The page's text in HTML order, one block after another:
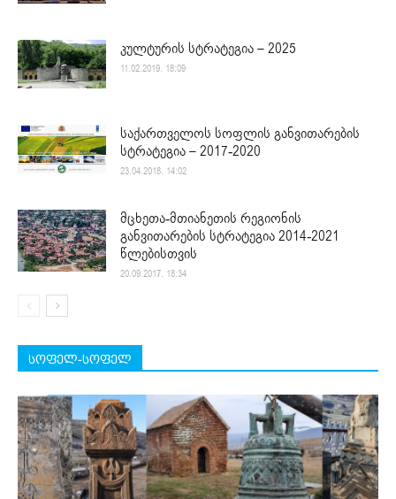
კულტურის სტრატეგია – 2025
11.02.2019. 18:09
საქართველოს სოფლის განვითარების
სტრატეგია – 2017-2020
23.04.2018. 14:02
მცხეთა-მთიანეთის რეგიონის
განვითარების სტრატეგია 2014-2021
წლებისთვის
20.09.2017. 18:34
სოფელ-სოფელ